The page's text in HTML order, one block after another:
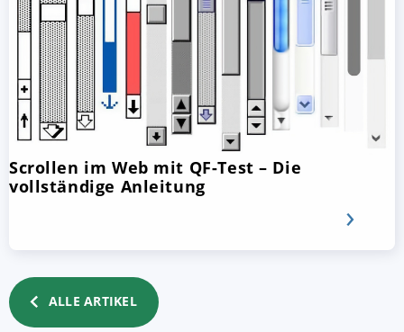
Scrollen im Web mit QF-Test – Die
vollständige Anleitung
ALLE ARTIKEL